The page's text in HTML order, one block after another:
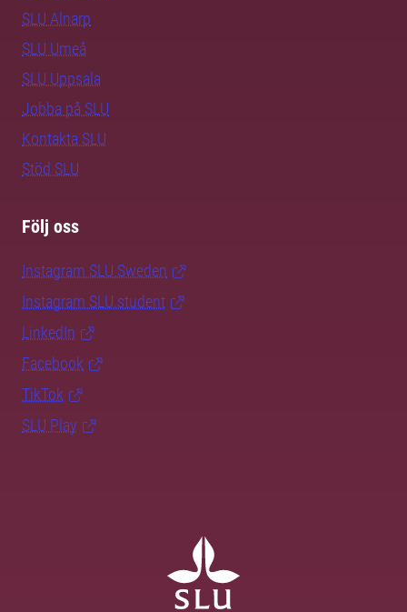
SLU Alnarp
SLU Umeå
SLU Uppsala
Jobba på SLU
Kontakta SLU
Stöd SLU
Följ oss
Instagram SLU.Sweden
Instagram SLU.student
LinkedIn
Facebook
TikTok
SLU Play